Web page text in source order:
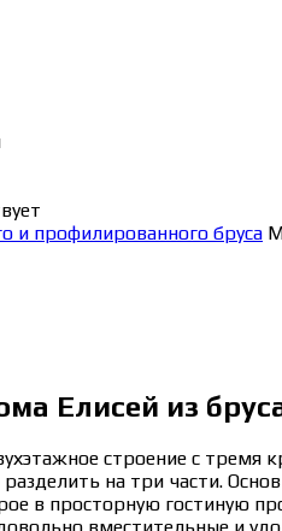
и профилированного бруса
Елисей из
строение с тремя
на три части.
в просторную гостиную
вместительные и